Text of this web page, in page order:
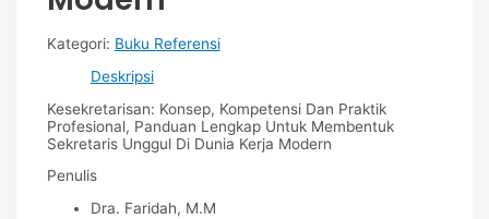
Kategori: Buku Referensi
Deskripsi
Kesekretarisan: Konsep, Kompetensi Dan Praktik
Profesional, Panduan Lengkap Untuk Membentuk
Sekretaris Unggul Di Dunia Kerja Modern
Penulis
Dra. Faridah, M.M